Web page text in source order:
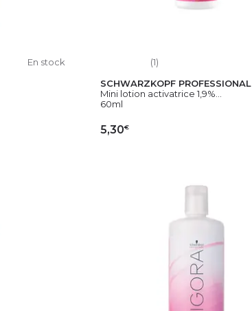
En stock
(1)
SCHWARZKOPF PROFESSIONAL
Mini lotion activatrice 1,9%...
60ml
5,30€